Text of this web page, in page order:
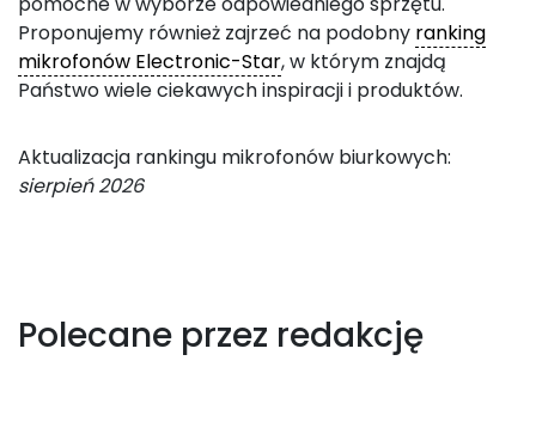
Proponujemy również zajrzeć na podobny ranking
mikrofonów Electronic-Star, w którym znajdą
Państwo wiele ciekawych inspiracji i produktów.
Aktualizacja rankingu mikrofonów biurkowych:
sierpień 2026
Polecane przez redakcję